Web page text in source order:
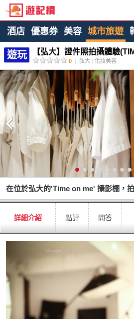
酒店 優惠券 美容 城市旅遊
遊玩 【弘大】證件照拍攝體驗
0 | 弘大 | 化妝美容
在位於弘大的'Time on me' 攝影棚，
詳細介紹 點評 問答